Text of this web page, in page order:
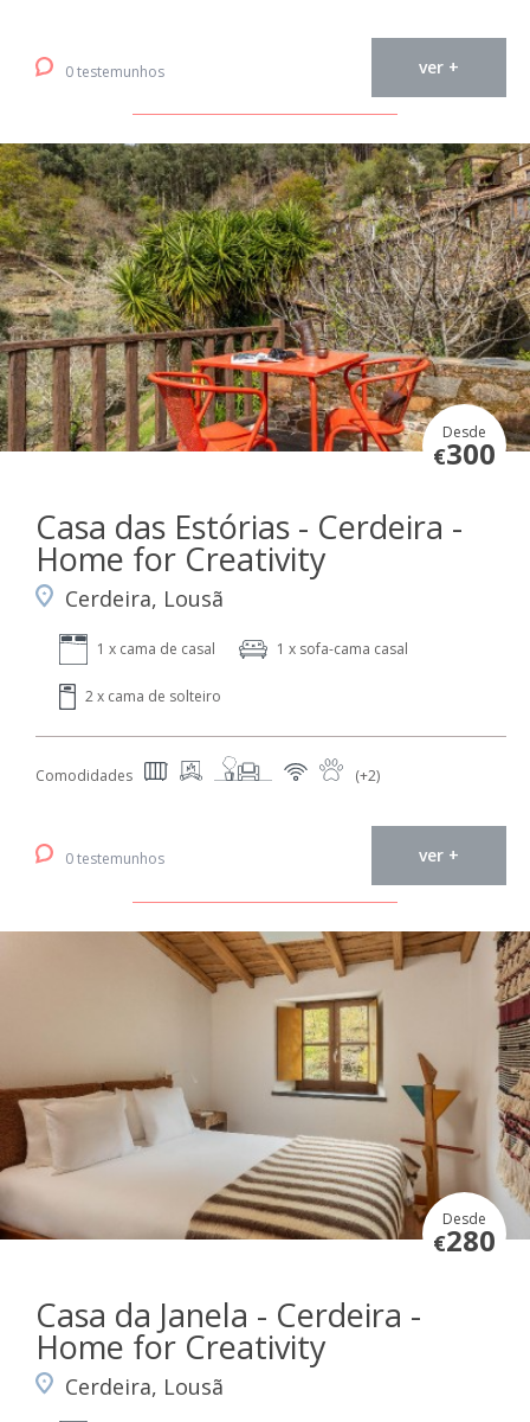
0 testemunhos ver +
Desde
€300
Casa das Estórias - Cerdeira -
Home for Creativity
Cerdeira, Lousã
1 x cama de casal 1 x sofa-cama casal
2 x cama de solteiro
Comodidades (+2)
0 testemunhos ver +
Desde
€280
Casa da Janela - Cerdeira -
Home for Creativity
Cerdeira, Lousã